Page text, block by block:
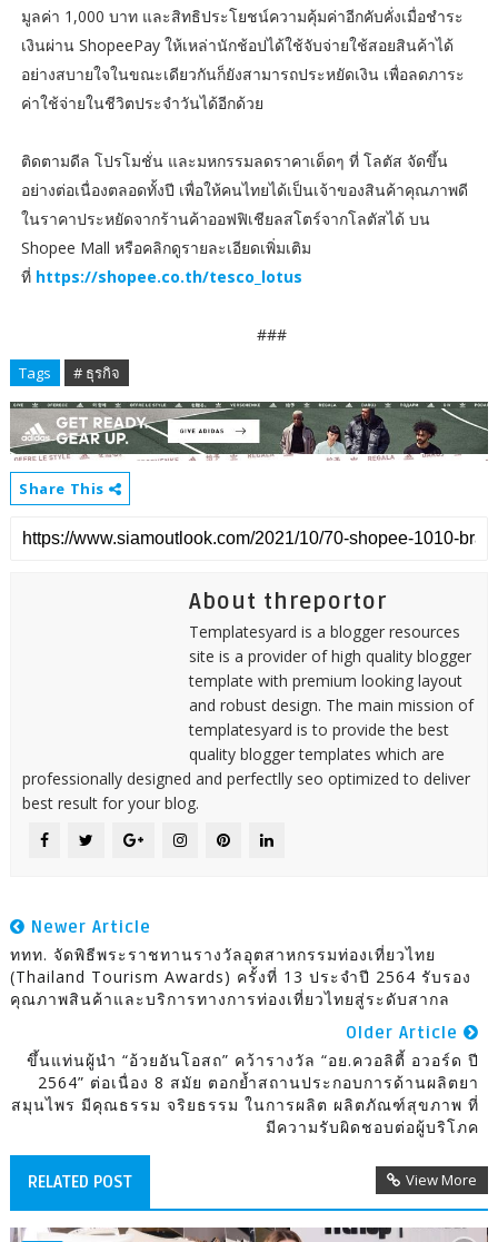
มูลค่า 1,000 บาท และสิทธิประโยชน์ความคุ้มค่าอีกคับคั่งเมื่อชำระ
เงินผ่าน ShopeePay ให้เหล่านักช้อปได้ใช้จับจ่ายใช้สอยสินค้าได้
อย่างสบายใจในขณะเดียวกันก็ยังสามารถประหยัดเงิน เพื่อลดภาระ
ค่าใช้จ่ายในชีวิตประจำวันได้อีกด้วย
ติดตามดีล โปรโมชั่น และมหกรรมลดราคาเด็ดๆ ที่ โลตัส จัดขึ้น
อย่างต่อเนื่องตลอดทั้งปี เพื่อให้คนไทยได้เป็นเจ้าของสินค้าคุณภาพดี
ในราคาประหยัดจากร้านค้าออฟฟิเชียลสโตร์จากโลตัสได้ บน
Shopee Mall หรือคลิกดูรายละเอียดเพิ่มเติม
ที่ https://shopee.co.th/tesco_lotus
###
Tags # ธุรกิจ
Share This
About threportor
Templatesyard is a blogger resources
site is a provider of high quality blogger
template with premium looking layout
and robust design. The main mission of
templatesyard is to provide the best
quality blogger templates which are
professionally designed and perfectlly seo optimized to deliver
best result for your blog.
Newer Article
ททท. จัดพิธีพระราชทานรางวัลอุตสาหกรรมท่องเที่ยวไทย
(Thailand Tourism Awards) ครั้งที่ 13 ประจำปี 2564 รับรอง
คุณภาพสินค้าและบริการทางการท่องเที่ยวไทยสู่ระดับสากล
Older Article
ขึ้นแท่นผู้นำ “อ้วยอันโอสถ” คว้ารางวัล “อย.ควอลิตี้ อวอร์ด ปี
2564” ต่อเนื่อง 8 สมัย ตอกย้ำสถานประกอบการด้านผลิตยา
สมุนไพร มีคุณธรรม จริยธรรม ในการผลิต ผลิตภัณฑ์สุขภาพ ที่
มีความรับผิดชอบต่อผู้บริโภค
RELATED POST View More